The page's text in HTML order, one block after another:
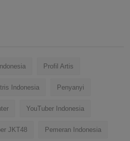
Profil Artis
Indonesia Penyanyi
YouTuber Indonesia
JKT48 Pemeran Indonesia